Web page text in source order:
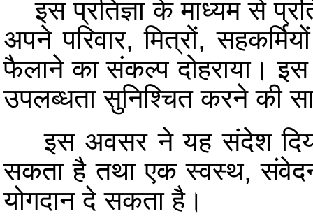
इस प्रतिज्ञा के माध्यम से
अपने परिवार, मित्रों,
फैलाने का संकल्प दोहराया। इस
उपलब्धता सुनिश्चित करने की
इस अवसर ने यह संदेश दिया
सकता है तथा एक स्वस्थ,
योगदान दे सकता है।